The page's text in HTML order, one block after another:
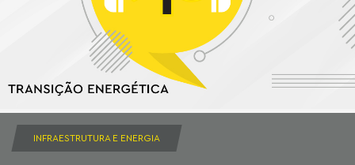
INFRAESTRUTURA E ENERGIA